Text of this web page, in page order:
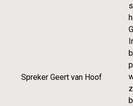
Spreker Geert van Hoof